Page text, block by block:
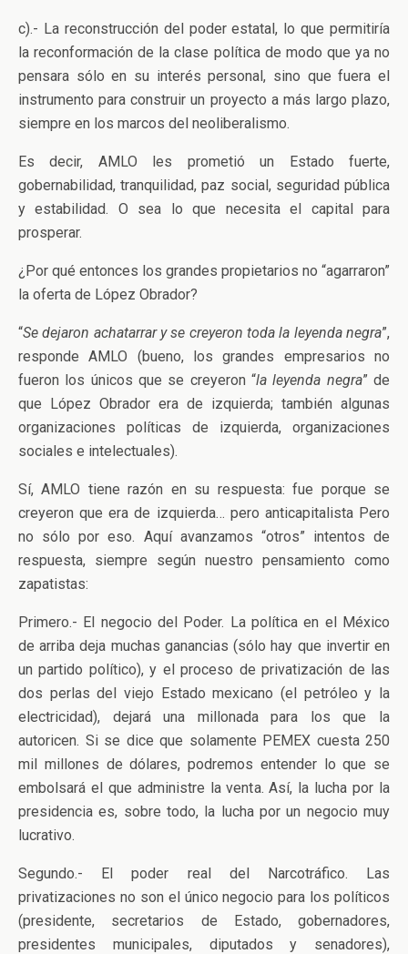
c).- La reconstrucción del poder estatal, lo que permitiría
la reconformación de la clase política de modo que ya no
pensara sólo en su interés personal, sino que fuera el
instrumento para construir un proyecto a más largo plazo,
siempre en los marcos del neoliberalismo.
Es decir, AMLO les prometió un Estado fuerte,
gobernabilidad, tranquilidad, paz social, seguridad pública
y estabilidad. O sea lo que necesita el capital para
prosperar.
¿Por qué entonces los grandes propietarios no “agarraron”
la oferta de López Obrador?
“Se dejaron achatarrar y se creyeron toda la leyenda negra”,
responde AMLO (bueno, los grandes empresarios no
fueron los únicos que se creyeron “la leyenda negra” de
que López Obrador era de izquierda; también algunas
organizaciones políticas de izquierda, organizaciones
sociales e intelectuales).
Sí, AMLO tiene razón en su respuesta: fue porque se
creyeron que era de izquierda… pero anticapitalista Pero
no sólo por eso. Aquí avanzamos “otros” intentos de
respuesta, siempre según nuestro pensamiento como
zapatistas:
Primero.- El negocio del Poder. La política en el México
de arriba deja muchas ganancias (sólo hay que invertir en
un partido político), y el proceso de privatización de las
dos perlas del viejo Estado mexicano (el petróleo y la
electricidad), dejará una millonada para los que la
autoricen. Si se dice que solamente PEMEX cuesta 250
mil millones de dólares, podremos entender lo que se
embolsará el que administre la venta. Así, la lucha por la
presidencia es, sobre todo, la lucha por un negocio muy
lucrativo.
Segundo.- El poder real del Narcotráfico. Las
privatizaciones no son el único negocio para los políticos
(presidente, secretarios de Estado, gobernadores,
presidentes municipales, diputados y senadores),